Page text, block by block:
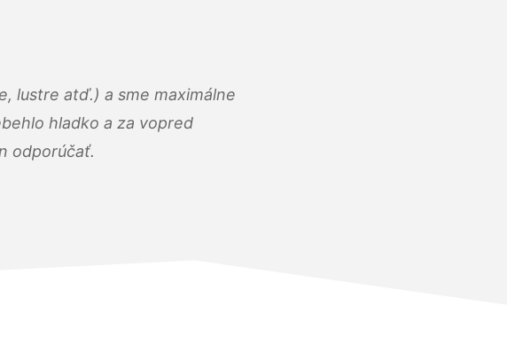
lustre atď.) a sme maximálne
hladko a za vopred
odporúčať.